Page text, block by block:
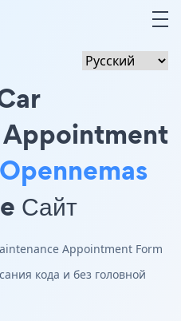
Opennemas
Сайт
Appointment Form
кода и без головной